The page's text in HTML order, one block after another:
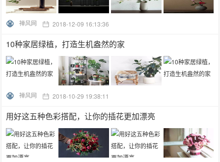
禅风网 2018-12-09 16:13:36
10种家居绿植，打造生机盎然的家
禅风网 2018-10-29 19:38:11
用好这五种色彩搭配，让你的插花更加漂亮